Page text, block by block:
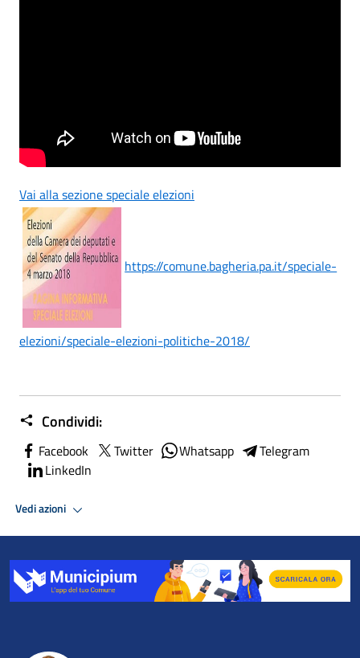
Vai alla sezione speciale elezioni
https://comune.bagheria.pa.it/speciale-
elezioni/speciale-elezioni-politiche-2018/
Condividi:
Facebook Twitter Whatsapp
Telegram
LinkedIn
Vedi azioni